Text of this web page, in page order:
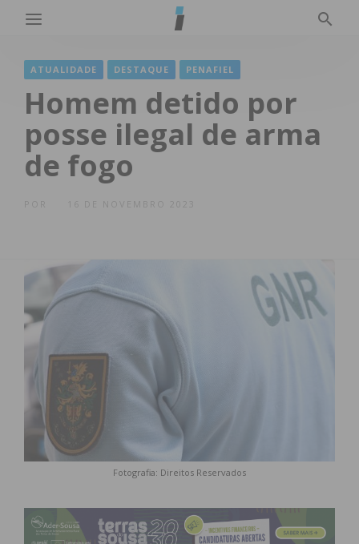
ATUALIDADE DESTAQUE PENAFIEL
Homem detido por
posse ilegal de arma
de fogo
Fotografia: Direitos Reservados